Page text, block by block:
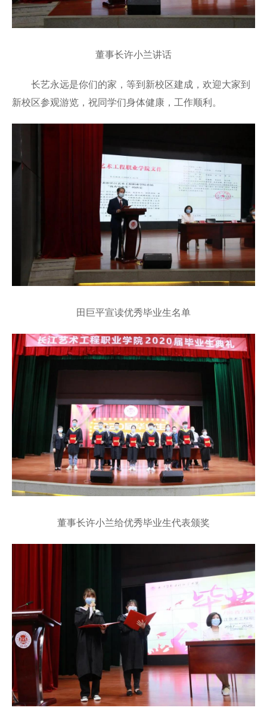
董事长许小兰讲话
长艺永远是你们的家，等到新校区建成，欢迎大家到
新校区参观游览，祝同学们身体健康，工作顺利。
田巨平宣读优秀毕业生名单
董事长许小兰给优秀毕业生代表颁奖